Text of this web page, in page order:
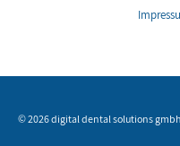
© 2026 digital dental solutions